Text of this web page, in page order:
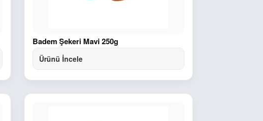
Badem Şekeri Mavi 250g
Ürünü İncele